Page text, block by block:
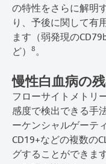
の特性をさらに解明
り、予後に関して有
ます（弱発現の
ど）
8 。
慢性白血病の
フローサイトメトリ
感度で検出できる手
ーケンシャルゲーテ
CD19+などの複数の
グすることができま